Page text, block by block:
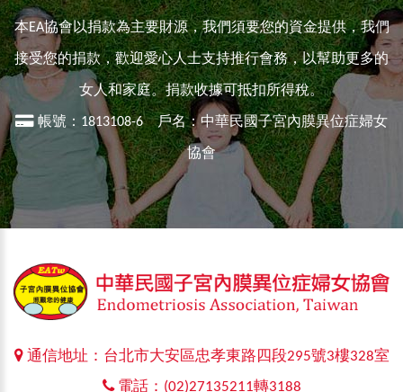
本EA協會以捐款為主要財源，我們須要您的資金提供，我們
接受您的捐款，歡迎愛心人士支持推行會務，以幫助更多的
女人和家庭。捐款收據可抵扣所得稅。
帳號：1813108-6 戶名：中華民國子宮內膜異位症婦女
協會
通信地址：台北市大安區忠孝東路四段295號3樓328室
電話：(02)27135211轉3188